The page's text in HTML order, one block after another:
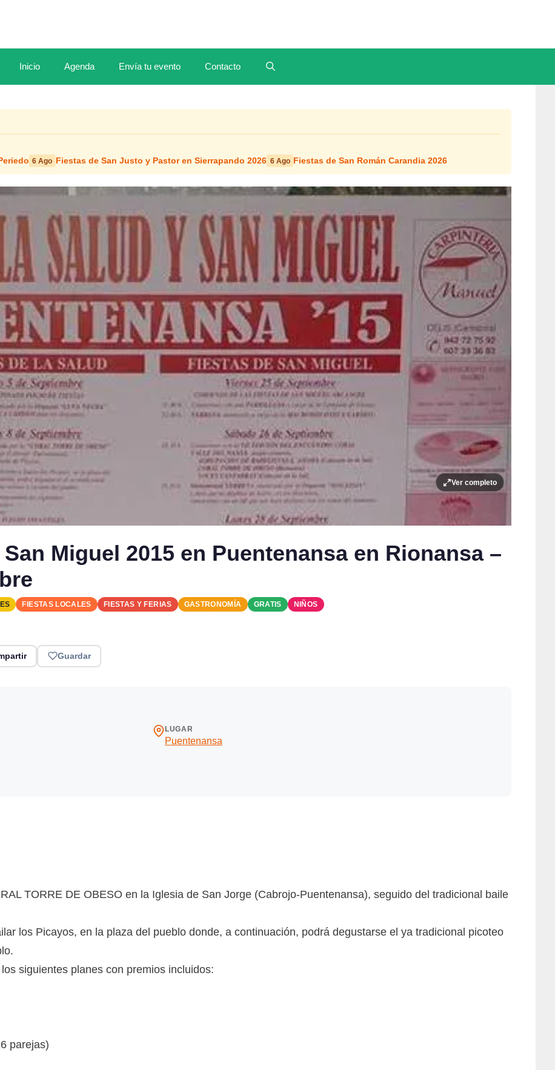
Inicio Agenda Envía tu evento Contacto
6 Ago Fiestas de San Justo y Pastor en Sierrapando 2026 6 Ago Fiestas de San Román Carandia 2026
Ver completo
Miguel 2015 en Puentenansa en Rionansa –
FIESTAS LOCALES FIESTAS Y FERIAS GASTRONOMÍA GRATIS NIÑOS
Guardar
LUGAR
Puentenansa
TORRE DE OBESO en la Iglesia de San Jorge (Cabrojo-Puentenansa), seguido del tradicional baile
los Picayos, en la plaza del pueblo donde, a continuación, podrá degustarse el ya tradicional picoteo
siguientes planes con premios incluidos:
parejas)